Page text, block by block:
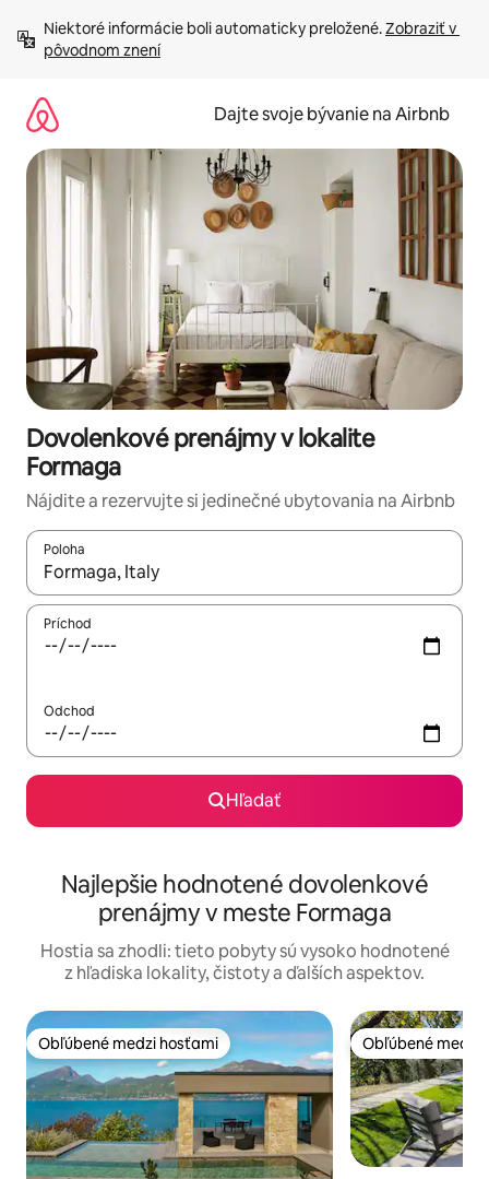
obsah.
Niektoré informácie boli automaticky preložené. Zobraziť v
pôvodnom znení
Dajte svoje bývanie na Airbnb
Dovolenkové prenájmy v lokalite
Formaga
Nájdite a rezervujte si jedinečné ubytovania na Airbnb
Poloha
Keď budú výsledky k dispozícii, môžete si ich prechádzať
Príchod
Odchod
Hľadať
Najlepšie hodnotené dovolenkové
prenájmy v meste Formaga
Hostia sa zhodli: tieto pobyty sú vysoko hodnotené
z hľadiska lokality, čistoty a ďalších aspektov.
Obľúbené medzi hosťami
Obľúbené medzi hosťami Obľúbené medzi
Obľúbené medzi